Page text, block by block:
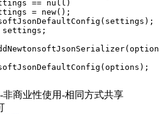
== null)
= new();
商业性使用-相同方式共享